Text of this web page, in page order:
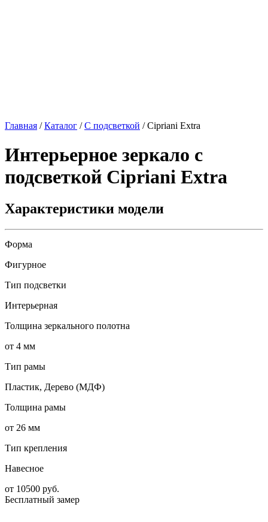
Главная /Каталог /С подсветкой /Cipriani Extra
Интерьерное зеркало с
подсветкой Cipriani Extra
Характеристики модели
Форма
Фигурное
Тип подсветки
Интерьерная
Толщина зеркального полотна
от 4 мм
Тип рамы
Пластик, Дерево (МДФ)
Толщина рамы
от 26 мм
Тип крепления
Навесное
от 10500 руб.
Бесплатный замер